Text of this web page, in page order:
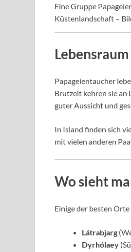
Eine Gruppe
Küstenlandschaft –
Papageientaucher
Brutzeit kehren sie an
guter Aussicht und
In Island finden sich
mit vielen anderen
Wo sieht
Einige der besten
Látrabjarg
Dyrhólaey